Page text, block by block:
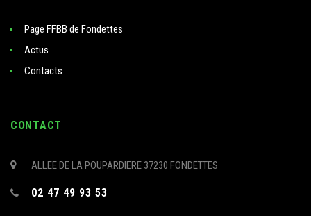
Page FFBB de Fondettes
Actus
Contacts
CONTACT
ALLEE DE LA POUPARDIERE 37230 FONDETTES
02 47 49 93 53